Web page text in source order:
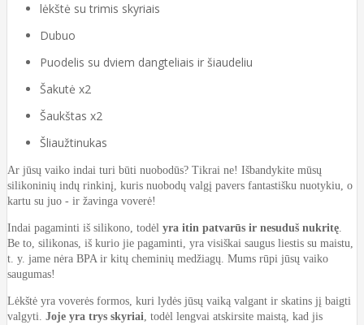
lėkštė su trimis skyriais
Dubuo
Puodelis su dviem dangteliais ir šiaudeliu
Šakutė x2
Šaukštas x2
Šliaužtinukas
Ar jūsų vaiko indai turi būti nuobodūs? Tikrai ne! Išbandykite mūsų
silikoninių indų rinkinį, kuris nuobodų valgį pavers fantastišku nuotykiu, o
kartu su juo - ir žavinga voverė!
Indai pagaminti iš silikono, todėl yra itin patvarūs ir nesuduš nukritę.
Be to, silikonas, iš kurio jie pagaminti, yra visiškai saugus liestis su maistu,
t. y. jame nėra BPA ir kitų cheminių medžiagų. Mums rūpi jūsų vaiko
saugumas!
Lėkštė yra voverės formos, kuri lydės jūsų vaiką valgant ir skatins jį baigti
valgyti. Joje yra trys skyriai, todėl lengvai atskirsite maistą, kad jis